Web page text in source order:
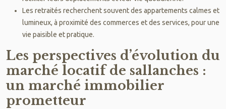
Les retraités recherchent souvent des appartements calmes et
lumineux, à proximité des commerces et des services, pour une
vie paisible et pratique.
Les perspectives d’évolution du
marché locatif de sallanches :
un marché immobilier
prometteur